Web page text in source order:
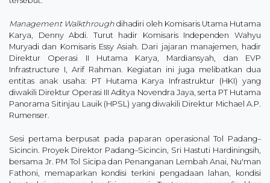
Management Walkthrough dihadiri oleh Komisaris Utama Hutama
Karya, Denny Abdi. Turut hadir Komisaris Independen Wahyu
Muryadi dan Komisaris Essy Asiah. Dari jajaran manajemen, hadir
Direktur Operasi II Hutama Karya, Mardiansyah, dan EVP
Infrastructure I, Arif Rahman. Kegiatan ini juga melibatkan dua
entitas anak usaha: PT Hutama Karya Infrastruktur (HKI) yang
diwakili Direktur Operasi III Aditya Novendra Jaya, serta PT Hutama
Panorama Sitinjau Lauik (HPSL) yang diwakili Direktur Michael A.P.
Rumenser.
Sesi pertama berpusat pada paparan operasional Tol Padang–
Sicincin. Proyek Direktor Padang–Sicincin, Sri Hastuti Hardiningsih,
bersama Jr. PM Tol Sicipa dan Penanganan Lembah Anai, Nu'man
Fathoni, memaparkan kondisi terkini pengadaan lahan, kondisi